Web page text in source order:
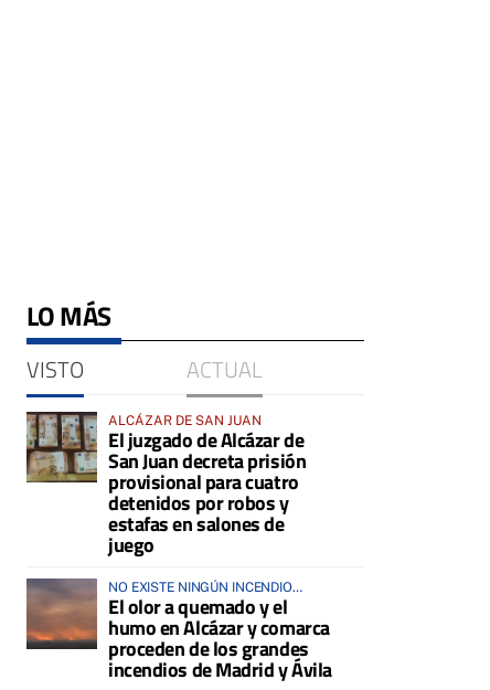
LO MÁS
VISTO ACTUAL
ALCÁZAR DE SAN JUAN
El juzgado de Alcázar de
San Juan decreta prisión
provisional para cuatro
detenidos por robos y
estafas en salones de
juego
NO EXISTE NINGÚN INCENDIO
ACTIVO EN LA COMARCA
El olor a quemado y el
humo en Alcázar y comarca
proceden de los grandes
incendios de Madrid y Ávila